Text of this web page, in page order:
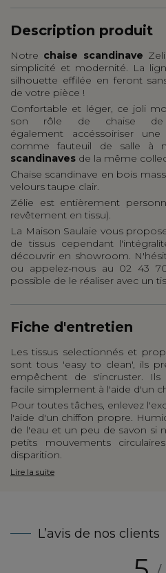
Description produit
Notre chaise scandinave
simplicité et modernité. La
silhouette effilée en feront
de votre pièce !
Confortable et léger, ce joli
son rôle de chaise de
également accéssoiriser
comme fauteuil de salle à
scandinaves de la même
Chaise scandinave en bois
velours taupe clair.
Zélie est entièrement
revêtement en tissu).
La Maison Saulaie vous
de tissus cependant
découvrir en showroom.
ou appelez-nous au 02 43
possible de le réaliser avec un
Fiche d'entretien
Les tissus selectionnés et
sont tous 'easy to clean', ils
empêchent de s'incruster.
facile simplement à l'aide d'un
Pour toutes tâches, enlevez
l'aide d'un chiffon propre.
de l'eau et un peu de savon si
petits mouvements
disparition.
Lire la suite
L’avis de nos clients